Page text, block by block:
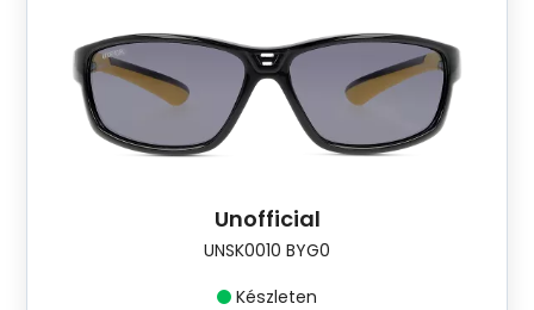
Unofficial
UNSK0010 BYG0
Készleten